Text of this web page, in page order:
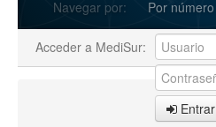
Actual
Archivos
Navegar por: Por número
Acceder a MediSur:
Entrar